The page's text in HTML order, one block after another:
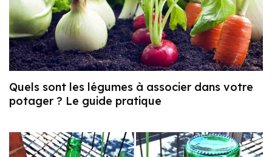
Quels sont les légumes à associer dans votre
potager ? Le guide pratique